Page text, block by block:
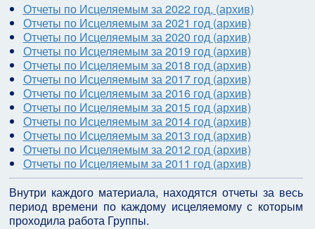
Отчеты по Исцеляемым за 2022 год, (архив)
Отчеты по Исцеляемым за 2021 год (архив)
Отчеты по Исцеляемым за 2020 год (архив)
Отчеты по Исцеляемым за 2019 год (архив)
Отчеты по Исцеляемым за 2018 год (архив)
Отчеты по Исцеляемым за 2017 год (архив)
Отчеты по Исцеляемым за 2016 год (архив)
Отчеты по Исцеляемым за 2015 год (архив)
Отчеты по Исцеляемым за 2014 год (архив)
Отчеты по Исцеляемым за 2013 год (архив)
Отчеты по Исцеляемым за 2012 год (архив)
Отчеты по Исцеляемым за 2011 год (архив)
Внутри каждого материала, находятся отчеты за весь
период времени по каждому исцеляемому с которым
проходила работа Группы.